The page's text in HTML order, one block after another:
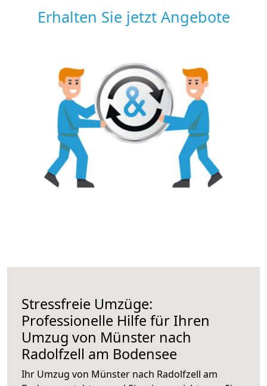
Erhalten Sie jetzt Angebote
Stressfreie Umzüge:
Professionelle Hilfe für Ihren
Umzug von Münster nach
Radolfzell am Bodensee
Ihr Umzug von Münster nach Radolfzell am